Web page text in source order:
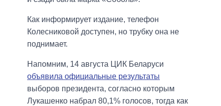
Как информирует издание, телефон
Колесниковой доступен, но трубку она не
поднимает.
Напомним, 14 августа ЦИК Беларуси
объявила официальные результаты
выборов президента, согласно которым
Лукашенко набрал 80,1% голосов, тогда как